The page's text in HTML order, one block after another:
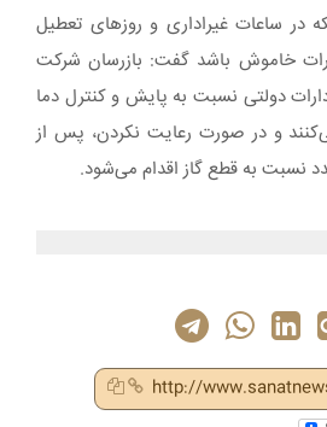
در ساعات غیراداری و روزهای تعطیل
خاموش باشد گفت: بازرسان شرکت
دولتی نسبت به پایش و کنترل دما
می‌کنند و در صورت رعایت نکردن، پس از
نسبت به قطع گاز اقدام می‌شود.
http://